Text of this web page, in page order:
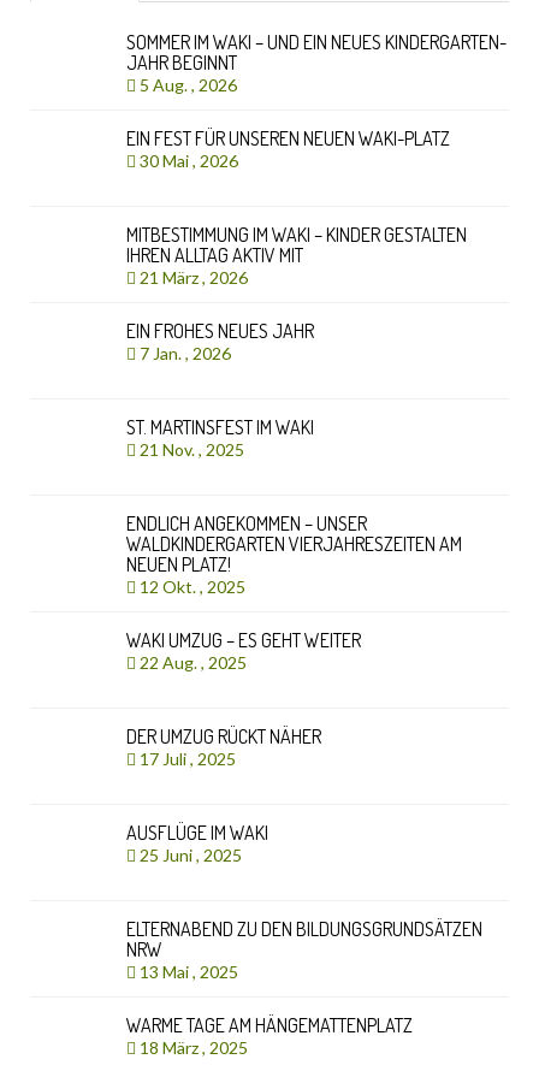
SOMMER IM WAKI – UND EIN NEUES KINDERGARTEN-
JAHR BEGINNT
5 Aug. , 2026
EIN FEST FÜR UNSEREN NEUEN WAKI-PLATZ
30 Mai , 2026
MITBESTIMMUNG IM WAKI – KINDER GESTALTEN
IHREN ALLTAG AKTIV MIT
21 März , 2026
EIN FROHES NEUES JAHR
7 Jan. , 2026
ST. MARTINSFEST IM WAKI
21 Nov. , 2025
ENDLICH ANGEKOMMEN – UNSER
WALDKINDERGARTEN VIERJAHRESZEITEN AM
NEUEN PLATZ!
12 Okt. , 2025
WAKI UMZUG – ES GEHT WEITER
22 Aug. , 2025
DER UMZUG RÜCKT NÄHER
17 Juli , 2025
AUSFLÜGE IM WAKI
25 Juni , 2025
ELTERNABEND ZU DEN BILDUNGSGRUNDSÄTZEN
NRW
13 Mai , 2025
WARME TAGE AM HÄNGEMATTENPLATZ
18 März , 2025